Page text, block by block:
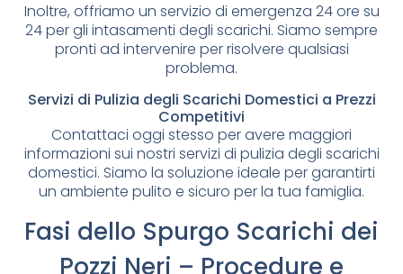
Inoltre, offriamo un servizio di emergenza 24 ore su
24 per gli intasamenti degli scarichi. Siamo sempre
pronti ad intervenire per risolvere qualsiasi
problema.
Servizi di Pulizia degli Scarichi Domestici a Prezzi
Competitivi
Contattaci oggi stesso per avere maggiori
informazioni sui nostri servizi di pulizia degli scarichi
domestici. Siamo la soluzione ideale per garantirti
un ambiente pulito e sicuro per la tua famiglia.
Fasi dello Spurgo Scarichi dei
Pozzi Neri – Procedure e